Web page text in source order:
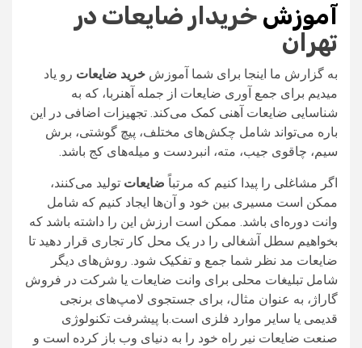
آموزش خریدار ضایعات در
تهران
به گزارش ما اینجا برای شما آموزش خرید ضایعات رو یاد
میدیم برای جمع آوری ضایعات از جمله آهنربا، که به
شناسایی ضایعات آهنی کمک می‌کند. تجهیزات اضافی در این
باره می‌تواند شامل چکش‌های مختلف، پیچ گوشتی، برش
سیم، چاقوی جیب، مته، انبردست و میله‌های کج باشد.
اگر مشاغلی را پیدا کنیم که مرتباً ضایعات تولید می‌کنند،
ممکن است مسیری بین خود و آن‌ها ایجاد کنیم که شامل
وانت دوره‌ای باشد. ممکن است ارزش این را داشته باشد که
بخواهیم سطل آشغالی را در یک محل کار تجاری قرار دهید تا
ضایعات مد نظر شما جمع و تفکیک شود. روش‌های دیگر
شامل تبلیغات محلی برای وانت ضایعات یا شرکت در فروش
گاراژ، به عنوان مثال، برای جستجوی لامپ‌های برنجی
قدیمی یا سایر موارد فلزی است.با پیشرفت تکنولوژی
صنعت ضایعات نیر راه خود را به دنیای وب باز کرده است و